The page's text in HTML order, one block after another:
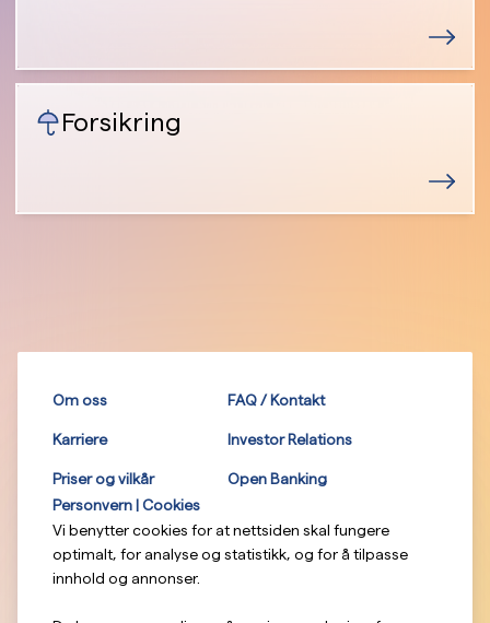
Forsikring
Om oss FAQ / Kontakt
Karriere Investor Relations
Priser og vilkår
Open Banking
Personvern | Cookies
Vi benytter cookies for at nettsiden skal fungere
optimalt, for analyse og statistikk, og for å tilpasse
innhold og annonser.